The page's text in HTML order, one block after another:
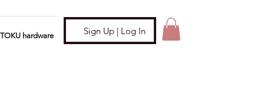
hardware Sign Up | Log In